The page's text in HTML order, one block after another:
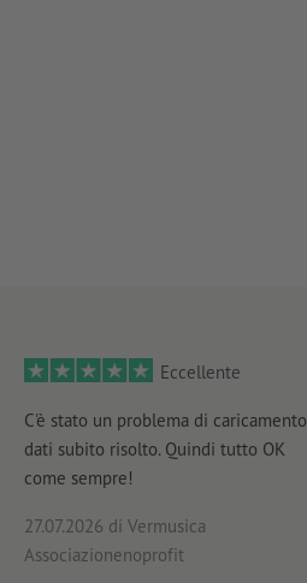
Eccellente
C'è stato un problema di caricamento
dati subito risolto. Quindi tutto OK
come sempre!
27.07.2026 di Vermusica
Associazionenoprofit